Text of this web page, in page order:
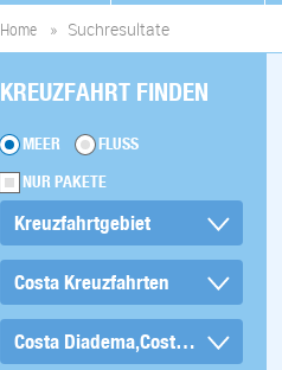
Home
Suchresultate
KREUZFAHRT FINDEN
MEER
FLUSS
NUR PAKETE